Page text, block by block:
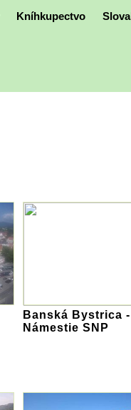
Kníhkupectvo
Banská Bystrica -
Námestie SNP